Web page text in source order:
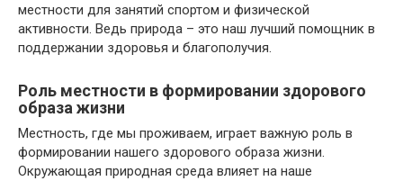
местности для занятий спортом и физической
активности. Ведь природа – это наш лучший помощник в
поддержании здоровья и благополучия.
Роль местности в формировании здорового
образа жизни
Местность, где мы проживаем, играет важную роль в
формировании нашего здорового образа жизни.
Окружающая природная среда влияет на наше